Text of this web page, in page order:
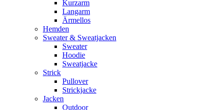
Kurzarm
Langarm
Ärmellos
Hemden
Sweater & Sweatjacken
Sweater
Hoodie
Sweatjacke
Strick
Pullover
Strickjacke
Jacken
Outdoor